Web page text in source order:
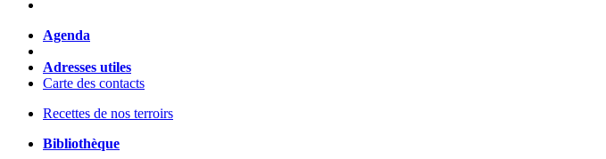
Agenda
Adresses utiles
Carte des contacts
Recettes de nos terroirs
Bibliothèque